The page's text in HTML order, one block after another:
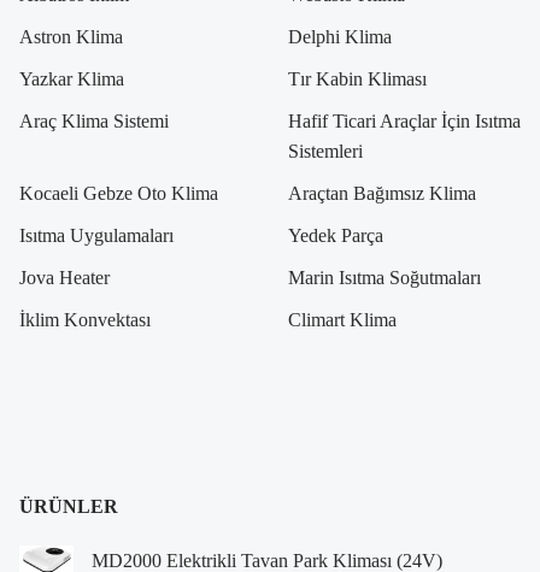
Astron Klima Delphi Klima
Yazkar Klima Tır Kabin Kliması
Araç Klima Sistemi
Hafif Ticari Araçlar İçin Isıtma
Sistemleri
Kocaeli Gebze Oto Klima Araçtan Bağımsız Klima
Isıtma Uygulamaları Yedek Parça
Jova Heater Marin Isıtma Soğutmaları
İklim Konvektası Climart Klima
ÜRÜNLER
MD2000 Elektrikli Tavan Park Kliması (24V)